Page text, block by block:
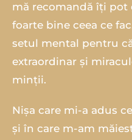
mă recomandă îți pot
foarte bine ceea ce
setul mental pentru
extraordinar și
minții.
Nișa care mi-a adus
și în care m-am